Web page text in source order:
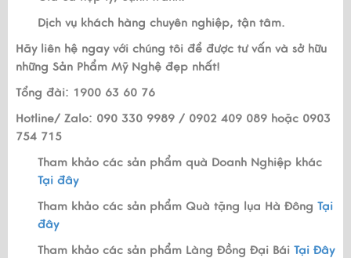
Dịch vụ khách hàng chuyên nghiệp, tận tâm.
Hãy liên hệ ngay với chúng tôi để được tư vấn và sở hữu
những Sản Phẩm Mỹ Nghệ đẹp nhất!
Tổng đài: 1900 63 60 76
Hotline/ Zalo: 090 330 9989 / 0902 409 089 hoặc 0903
754 715
Tham khảo các sản phẩm quà Doanh Nghiệp khác
Tại đây
Tham khảo các sản phẩm Quà tặng lụa Hà Đông Tại
đây
Tham khảo các sản phẩm Làng Đồng Đại Bái Tại Đây